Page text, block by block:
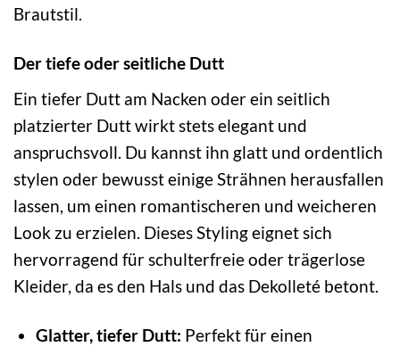
Brautstil.
Der tiefe oder seitliche Dutt
Ein tiefer Dutt am Nacken oder ein seitlich
platzierter Dutt wirkt stets elegant und
anspruchsvoll. Du kannst ihn glatt und ordentlich
stylen oder bewusst einige Strähnen herausfallen
lassen, um einen romantischeren und weicheren
Look zu erzielen. Dieses Styling eignet sich
hervorragend für schulterfreie oder trägerlose
Kleider, da es den Hals und das Dekolleté betont.
Glatter, tiefer Dutt: Perfekt für einen